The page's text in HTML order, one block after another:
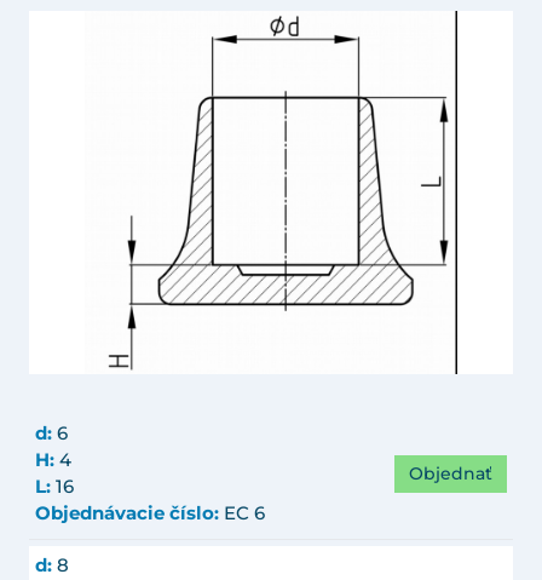
d: 6
H: 4
L: 16
Objednávacie číslo: EC 6
Objednať
d: 8